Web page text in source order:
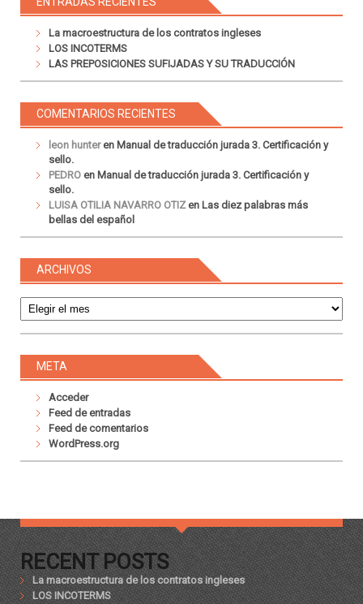
La macroestructura de los contratos ingleses
LOS INCOTERMS
LAS PREPOSICIONES SUFIJADAS Y SU TRADUCCIÓN
COMENTARIOS RECIENTES
leon hunteren Manual de traducción jurada 3. Certificación y
sello.
PEDRO en Manual de traducción jurada 3. Certificación y
sello.
LUISA OTILIA NAVARRO OTIZen Las diez palabras más
bellas del español
ARCHIVOS
META
Acceder
Feed de entradas
Feed de comentarios
WordPress.org
RECENT POSTS
La macroestructura de los contratos ingleses
LOS INCOTERMS